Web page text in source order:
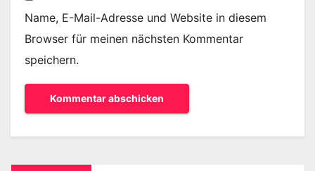
Name, E-Mail-Adresse und Website in diesem
Browser für meinen nächsten Kommentar
speichern.